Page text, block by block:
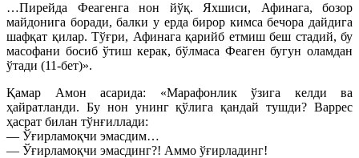
…Пирейда Феагенга нон йўқ. Яхшиси, Афинага, бозор
майдонига боради, балки у ерда бирор кимса бечора дайдига
шафқат қилар. Тўғри, Афинага қарийб етмиш беш стадий, бу
масофани босиб ўтиш керак, бўлмаса Феаген бугун оламдан
ўтади (11-бет)».
Қамар Амон асарида: «Марафонлик ўзига келди ва
ҳайратланди. Бу нон унинг қўлига қандай тушди? Варрес
ҳасрат билан тўнғиллади:
— Ўғирламоқчи эмасдим…
— Ўғирламоқчи эмасдинг?! Аммо ўғирладинг!